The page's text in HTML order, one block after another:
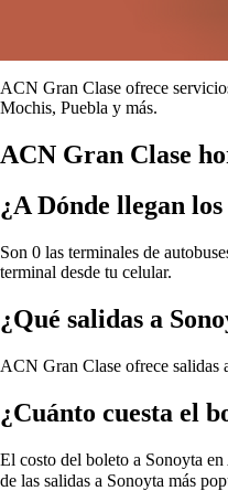
ACN Gran Clase ofrece
Mochis, Puebla y más.
ACN Gran Clase
¿A Dónde llegan
Son 0 las terminales de
terminal desde tu celular.
¿Qué salidas a
ACN Gran Clase ofrece salidas
¿Cuánto cuesta el
El costo del boleto a Sonoyta
de las salidas a Sonoyta más